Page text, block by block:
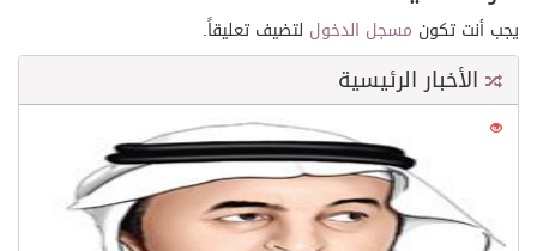
يجب أنت تكون مسجل الدخول لتضيف تعليقاً.
الأخبار الرئيسية
21685